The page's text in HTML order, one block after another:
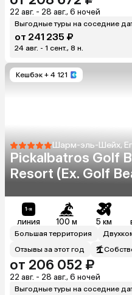
22 авг. - 28 авг., 6 ночей
Выгодные туры на соседние
от 241 235 ₽
24 авг. - 1 сент., 8 н.
Кешбэк + 4 121
Шарм-эль-Шейх,
Pickalbatros Golf
Resort (Ex. Golf
линия 100 м 5 км
Большая территория
Отзывы за этот год
от 206 052 ₽
22 авг. - 28 авг., 6 ночей
Выгодные туры на соседние